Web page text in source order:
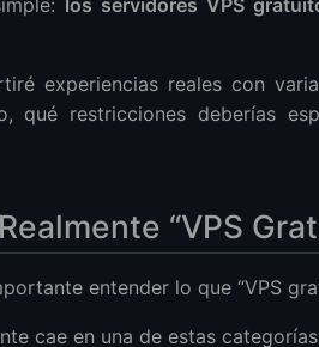
experiencias reales con
qué restricciones deberías
“VPS
entender lo que “VPS
cae en una de estas